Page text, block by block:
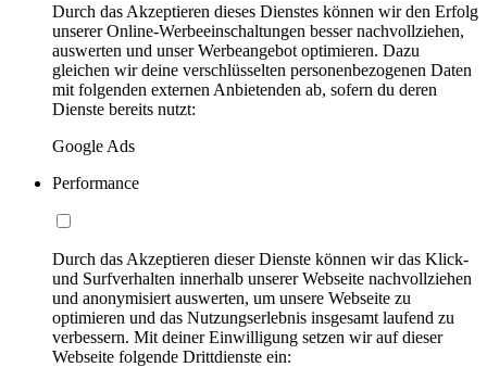
Durch das Akzeptieren dieses Dienstes können wir den Erfolg
unserer Online-Werbeeinschaltungen besser nachvollziehen,
auswerten und unser Werbeangebot optimieren. Dazu
gleichen wir deine verschlüsselten personenbezogenen Daten
mit folgenden externen Anbietenden ab, sofern du deren
Dienste bereits nutzt:
Google Ads
Performance
Durch das Akzeptieren dieser Dienste können wir das Klick-
und Surfverhalten innerhalb unserer Webseite nachvollziehen
und anonymisiert auswerten, um unsere Webseite zu
optimieren und das Nutzungserlebnis insgesamt laufend zu
verbessern. Mit deiner Einwilligung setzen wir auf dieser
Webseite folgende Drittdienste ein: